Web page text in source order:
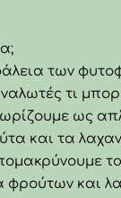
των
τι
ως
και τα
και